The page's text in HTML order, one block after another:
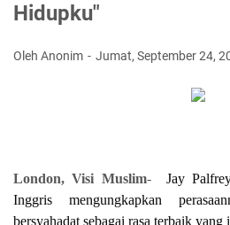
Hidupku"
Oleh Anonim Jumat, September 24,
London, Visi Muslim- Jay
Inggris mengungkapkan
bersyahadat sebagai rasa terbaik